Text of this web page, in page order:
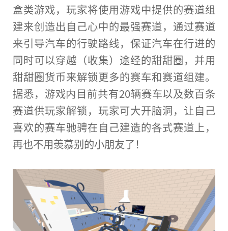
盒类游戏， 玩家将使用游戏中提供的赛道组
建来创造出自己心中的最强赛道，通过赛道
来引导汽车的行驶路线，保证汽车在行进的
同时可以穿越（收集）途经的甜甜圈，并用
甜甜圈货币来解锁更多的赛车和赛道组建。
据悉，游戏内目前共有20辆赛车以及数百条
赛道供玩家解锁， 玩家可大开脑洞，让自己
喜欢的赛车驰骋在自己建造的各式赛道上，
再也不用羡慕别的小朋友了！